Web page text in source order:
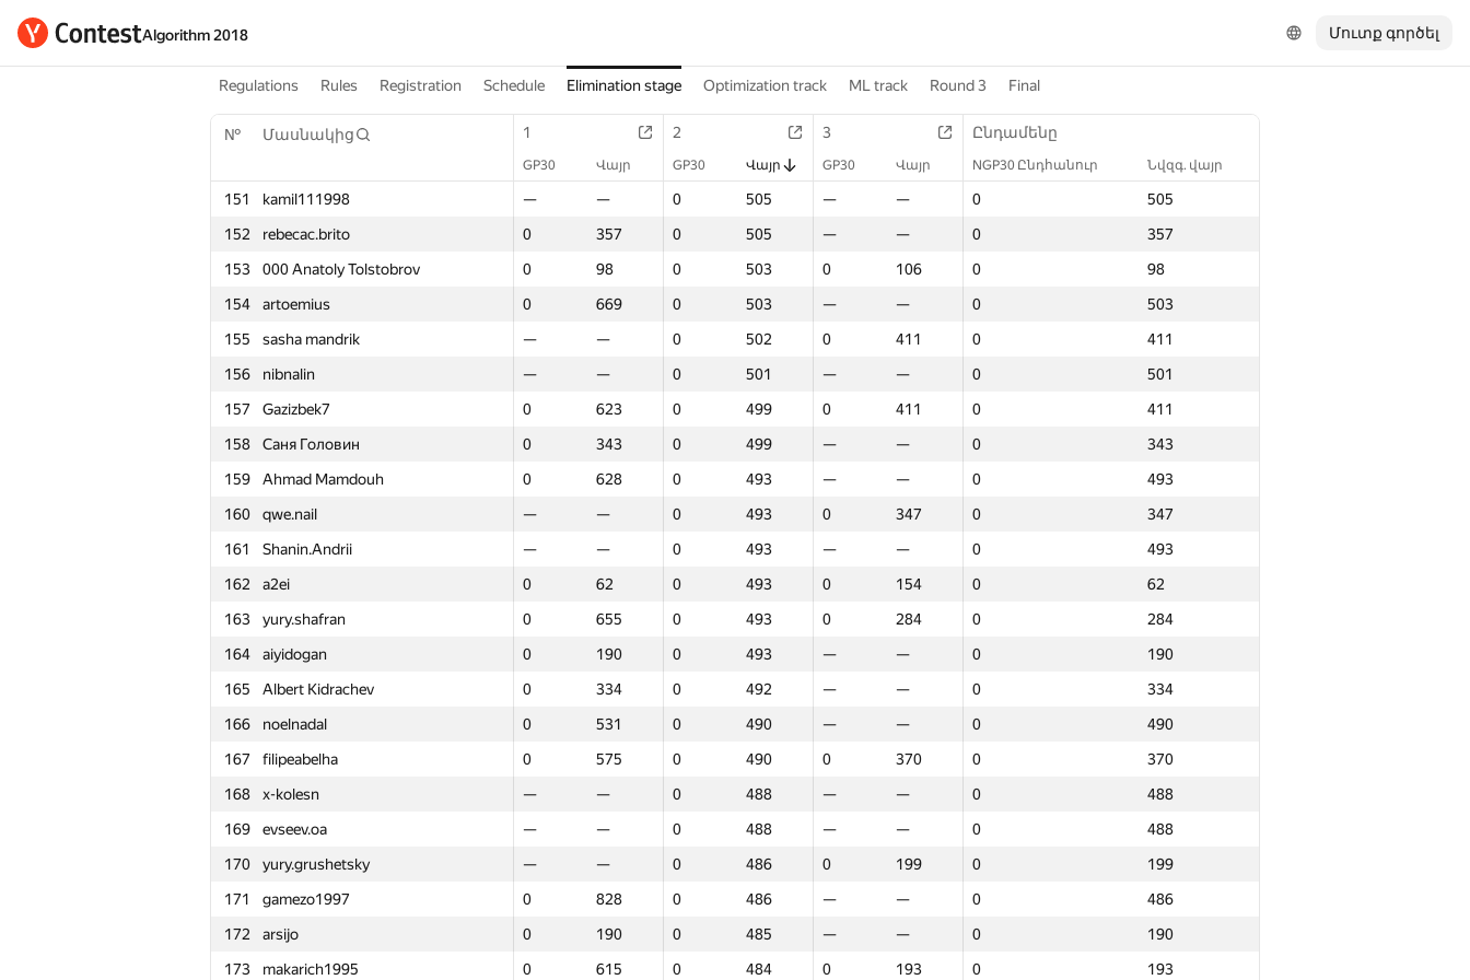
Algorithm 2018 Մուտք գործել
Regulations Rules Registration Schedule Elimination stage Optimization track ML track Round 3 Final
№ Մասնակից 1 2 3 Ընդամենը
GP30 Վայր GP30 Վայր GP30 Վայր NGP30 Ընդհանուր Նվզգ. վայր
151 kamil111998 — — 0 505 — — 0
505
152
rebecac.brito 0 357 0 505 — — 0
357
153
000 Anatoly Tolstobrov 0 98 0 503 0 106 0
98
154
artoemius 0 669 0 503 — — 0
503
155
sasha mandrik — — 0 502 0 411 0
411
156
nibnalin — — 0 501 — — 0
501
157
Gazizbek7 0 623 0 499 0 411 0
411
158
Саня Головин 0 343 0 499 — — 0
343
159
Ahmad Mamdouh 0 628 0 493 — — 0
493
160
qwe.nail — — 0 493 0 347 0
347
161
Shanin.Andrii — — 0 493 — — 0
493
162
a2ei 0 62 0 493 0 154 0
62
163
yury.shafran 0 655 0 493 0 284 0
284
164
aiyidogan 0 190 0 493 — — 0
190
165
Albert Kidrachev 0 334 0 492 — — 0
334
166
noelnadal 0 531 0 490 — — 0
490
167
filipeabelha 0 575 0 490 0 370 0
370
168
x-kolesn — — 0 488 — — 0
488
169
evseev.oa — — 0 488 — — 0
488
170
yury.grushetsky — — 0 486 0 199 0
199
171
gamezo1997 0 828 0 486 — — 0
486
172
arsijo 0 190 0 485 — — 0
190
173
makarich1995 0 615 0 484 0 193 0
193
Մասնակից 1 2 Ընդամենը
GP30 Վայր GP30 Վայր GP30 Վայր NGP30 Ընդհանուր Նվզգ. վայր